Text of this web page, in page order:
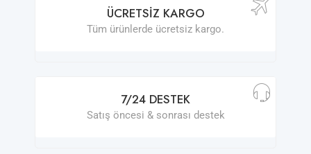
ÜCRETSIZ KARGO
Tüm ürünlerde ücretsiz kargo.
7/24 DESTEK
Satış öncesi & sonrası destek